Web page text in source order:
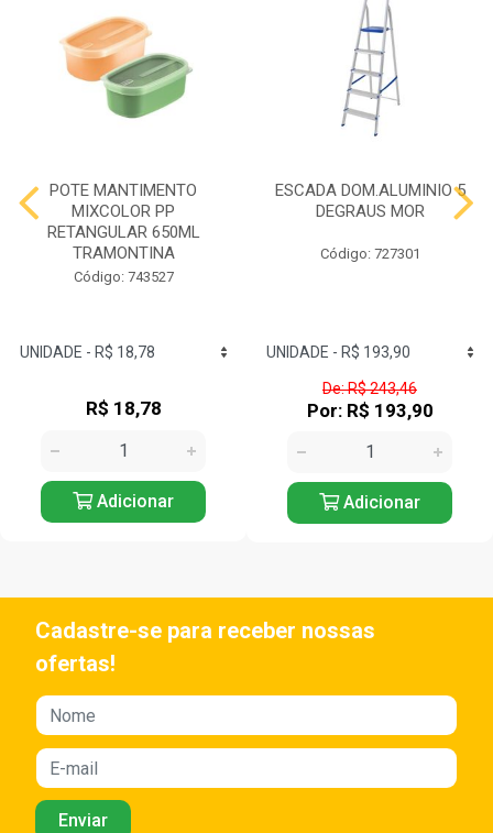
POTE MANTIMENTO
MIXCOLOR PP
RETANGULAR 650ML
TRAMONTINA
Código: 743527
R$ 18,78
Adicionar
ESCADA DOM.ALUMINIO 5
DEGRAUS MOR
Código: 727301
De: R$ 243,46
Por: R$ 193,90
Adicionar
Cadastre-se para receber nossas
ofertas!